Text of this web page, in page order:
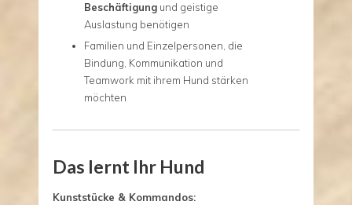
Beschäftigung und geistige
Auslastung benötigen
Familien und Einzelpersonen, die
Bindung, Kommunikation und
Teamwork mit ihrem Hund stärken
möchten
Das lernt Ihr Hund
Kunststücke & Kommandos: